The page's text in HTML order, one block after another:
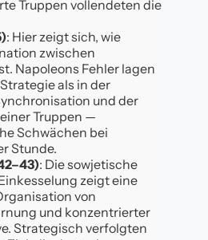
Truppen vollendeten die
: Hier zeigt sich, wie
zwischen
Napoleons Fehler lagen
als in der
und der
Truppen —
Schwächen bei
Stunde.
: Die sowjetische
zeigt eine
von
und konzentrierter
Strategisch verfolgten